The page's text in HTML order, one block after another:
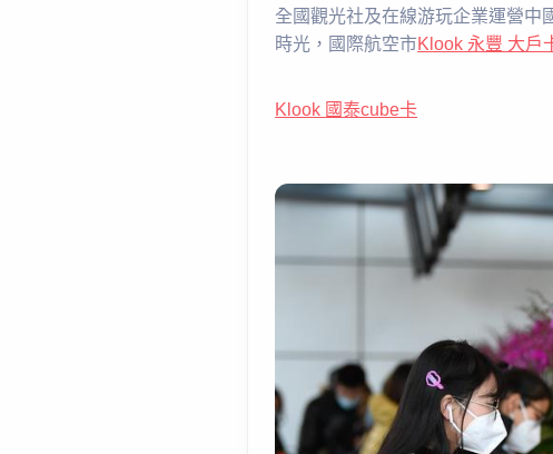
全國觀光社及在線游玩企業運營中
時光，國際航空市Klook 永豐 大戶
Klook 國泰cube卡